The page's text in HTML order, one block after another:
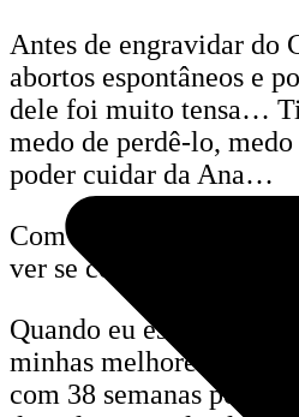
Antes de engravidar do
abortos espontâneos e
dele foi muito tensa…
medo de perdê-lo,
poder cuidar da Ana…
Com 20 semanas
ver se conseguia me
Quando eu estava com
minhas melhores
com 38 semanas por